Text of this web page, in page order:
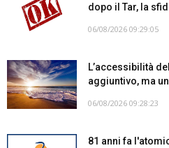
dopo il Tar, la
06/08/2026 09:29:05
L’accessibilità
aggiuntivo, ma
06/08/2026 09:28:23
81 anni fa